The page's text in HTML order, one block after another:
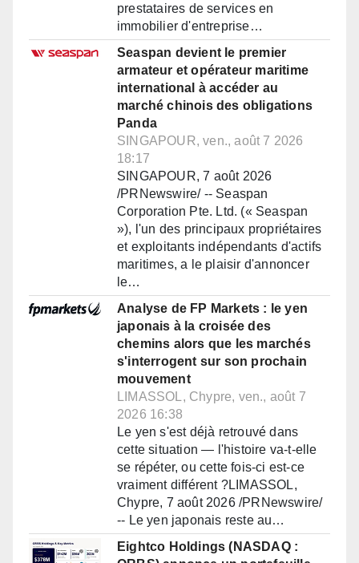
prestataires de services en
immobilier d'entreprise…
Seaspan devient le premier
armateur et opérateur maritime
international à accéder au
marché chinois des obligations
Panda
SINGAPOUR, ven., août 7 2026
18:17
SINGAPOUR, 7 août 2026
/PRNewswire/ -- Seaspan
Corporation Pte. Ltd. (« Seaspan
»), l'un des principaux propriétaires
et exploitants indépendants d'actifs
maritimes, a le plaisir d'annoncer
le…
Analyse de FP Markets : le yen
japonais à la croisée des
chemins alors que les marchés
s'interrogent sur son prochain
mouvement
LIMASSOL, Chypre, ven., août 7
2026 16:38
Le yen s'est déjà retrouvé dans
cette situation — l'histoire va-t-elle
se répéter, ou cette fois-ci est-ce
vraiment différent ?LIMASSOL,
Chypre, 7 août 2026 /PRNewswire/
-- Le yen japonais reste au…
Eightco Holdings (NASDAQ :